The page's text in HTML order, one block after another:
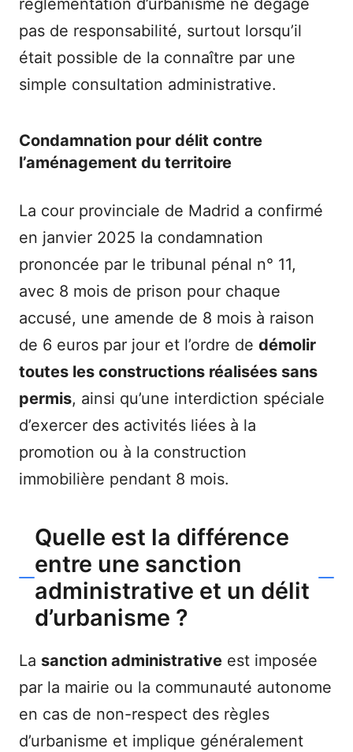
réglementation d’urbanisme ne dégage
pas de responsabilité, surtout lorsqu’il
était possible de la connaître par une
simple consultation administrative.
Condamnation pour délit contre
l’aménagement du territoire
La cour provinciale de Madrid a confirmé
en janvier 2025 la condamnation
prononcée par le tribunal pénal n° 11,
avec 8 mois de prison pour chaque
accusé, une amende de 8 mois à raison
de 6 euros par jour et l’ordre de démolir
toutes les constructions réalisées sans
permis, ainsi qu’une interdiction spéciale
d’exercer des activités liées à la
promotion ou à la construction
immobilière pendant 8 mois.
Quelle est la différence
entre une sanction
administrative et un délit
d’urbanisme ?
La sanction administrative est imposée
par la mairie ou la communauté autonome
en cas de non-respect des règles
d’urbanisme et implique généralement